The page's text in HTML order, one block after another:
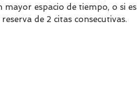
espacio de tiempo, o si es
de 2 citas consecutivas.